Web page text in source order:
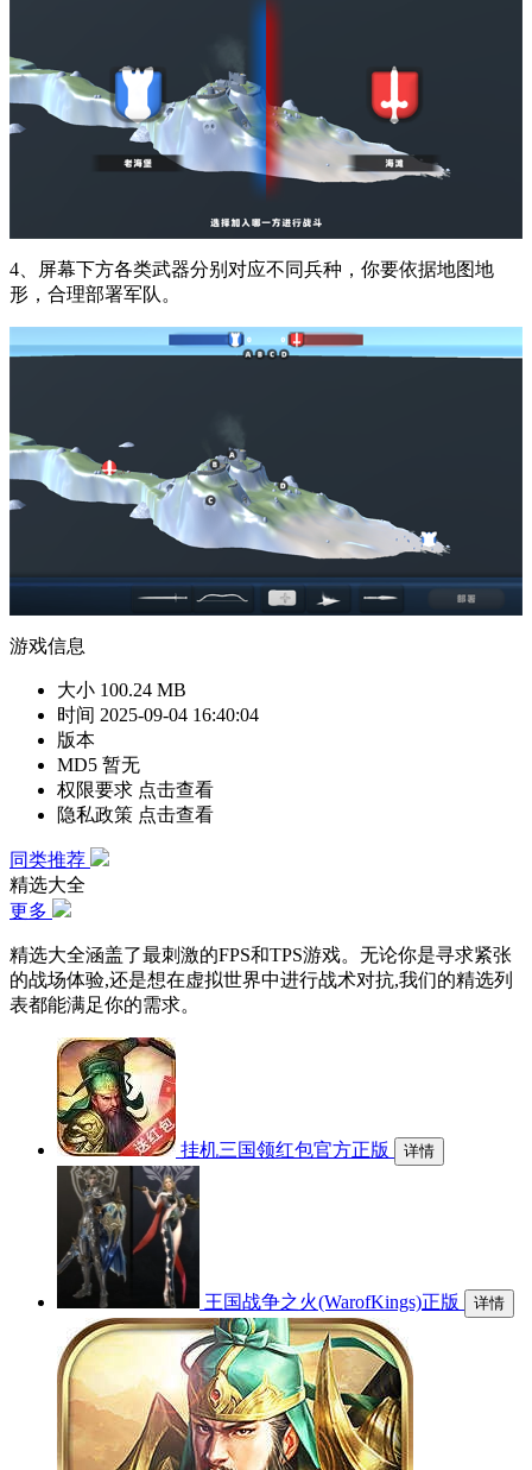
4、屏幕下方各类武器分别对应不同兵种，你要依据地图地
形，合理部署军队。
游戏信息
大小 100.24 MB
时间 2025-09-04 16:40:04
版本
MD5 暂无
权限要求 点击查看
隐私政策 点击查看
同类推荐
精选大全
更多
精选大全涵盖了最刺激的FPS和TPS游戏。无论你是寻求紧张
的战场体验,还是想在虚拟世界中进行战术对抗,我们的精选列
表都能满足你的需求。
挂机三国领红包官方正版 详情
王国战争之火(WarofKings)正版 详情